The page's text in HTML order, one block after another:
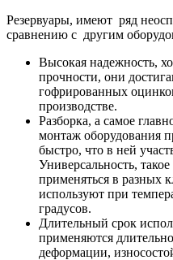
Резервуары, имеют ряд
сравнению с другим
Высокая надежность,
прочности, они
гофрированных
производстве.
Разборка, а самое
монтаж оборудования
быстро, что в ней
Универсальность,
применяться в разных
используют при
градусов.
Длительный срок
применяются
деформации,